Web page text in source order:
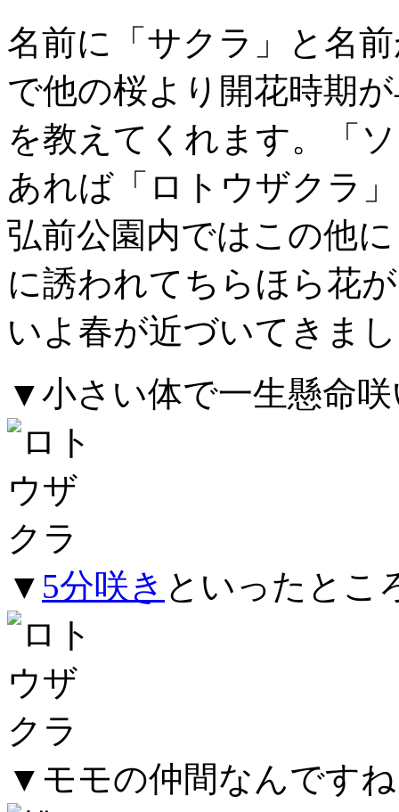
名前に「サクラ」と名
で他の桜より開花時期
を教えてくれます。「
あれば「ロトウザクラ
弘前公園内ではこの他
に誘われてちらほら花
いよ春が近づいてきま
▼小さい体で一生懸命
▼ 5分咲き といったとこ
▼モモの仲間なんですね